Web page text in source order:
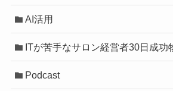
AI活用
ITが苦手なサロン経営者30日成功
Podcast